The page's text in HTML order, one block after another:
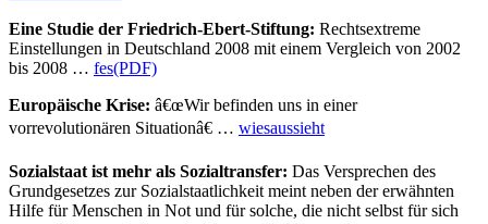
Eine Studie der Friedrich-Ebert-Stiftung: Rechtsextreme
Einstellungen in Deutschland 2008 mit einem Vergleich von 2002
bis 2008 … fes(PDF)
Europäische Krise: â€œWir befinden uns in einer
vorrevolutionären Situationâ€ … wiesaussieht
Sozialstaat ist mehr als Sozialtransfer: Das Versprechen des
Grundgesetzes zur Sozialstaatlichkeit meint neben der erwähnten
Hilfe für Menschen in Not und für solche, die nicht selbst für sich